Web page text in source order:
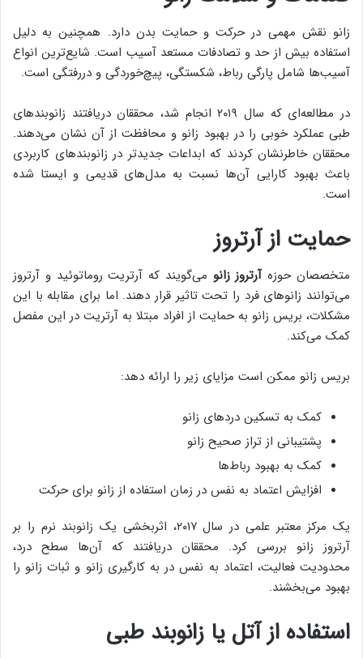
زانو نقش مهمی در حرکت و حمایت بدن دارد. همچنین به دلیل
استفاده بیش از حد و تصادفات مستعد آسیب است. شایع‌ترین انواع
آسیب‌ها شامل پارگی رباط، شکستگی، پیچ‌خوردگی و دررفتگی است.
در مطالعه‌ای که سال ۲۰۱۹ انجام شد، محققان دریافتند زانوبندهای
طبی عملکرد خوبی را در بهبود زانو و محافظت از آن نشان می‌دهند.
محققان خاطرنشان کردند که ابداعات جدیدتر در زانوبندهای کاربردی
باعث بهبود کارایی آن‌ها نسبت به مدل‌های قدیمی و ایستا شده
است.
حمایت از آرتروز
متخصصان حوزهآرتروز زانو می‌گویند که آرتریت روماتوئید و آرتروز
می‌توانند زانوهای فرد را تحت تاثیر قرار دهند. اما برای مقابله با این
مشکلات، بریس زانو به حمایت از افراد مبتلا به آرتریت در این مفصل
کمک می‌کند.
بریس زانو ممکن است مزایای زیر را ارائه دهد:
کمک به تسکین دردهای زانو
پشتیبانی از تراز صحیح زانو
کمک به بهبود رباط‌ها
افزایش اعتماد به نفس در زمان استفاده از زانو برای حرکت
یک مرکز معتبر علمی در سال ۲۰۱۷، اثربخشی یک زانوبند نرم را بر
آرتروز زانو بررسی کرد. محققان دریافتند که آن‌ها سطح درد،
محدودیت فعالیت، اعتماد به نفس در به کارگیری زانو و ثبات زانو را
بهبود می‌بخشند.
استفاده از آتل یا زانوبند طبی